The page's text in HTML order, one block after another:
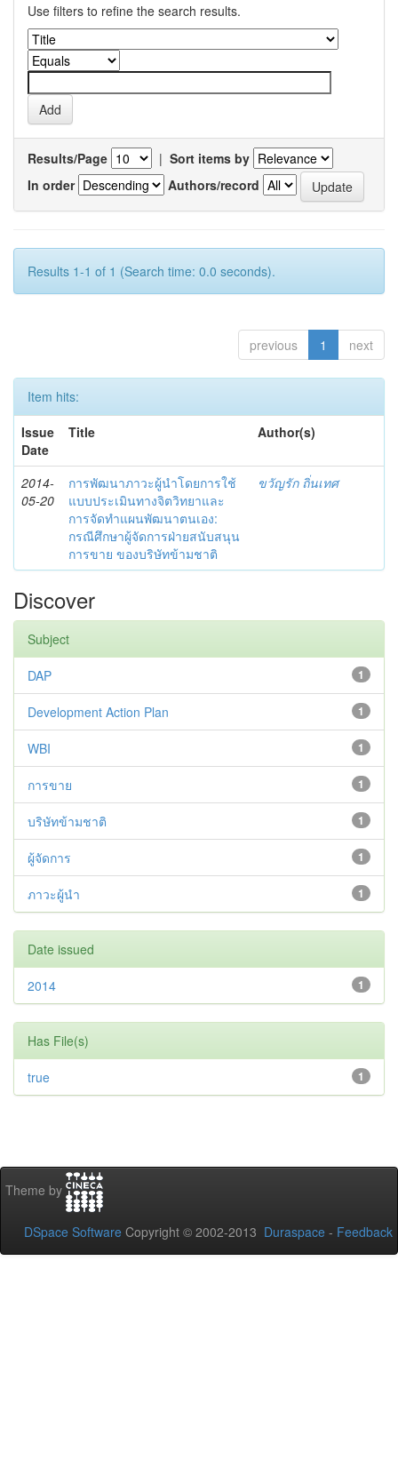
Use filters to refine the search results.
Results/Page | Sort items by
In order
Authors/record
Results 1-1 of 1 (Search time: 0.0 seconds).
previous 1 next
Item hits:
Issue
Date
Title Author(s)
2014-
05-20
การพัฒนาภาวะผู้นำโดยการใช้
แบบประเมินทางจิตวิทยาและ
การจัดทำแผนพัฒนาตนเอง:
กรณีศึกษาผู้จัดการฝ่ายสนับสนุน
การขาย ของบริษัทข้ามชาติ
ขวัญรัก ถิ่นเทศ
Discover
Subject
1
DAP
1
Development Action Plan
1
WBI
1
การขาย
1
บริษัทข้ามชาติ
1
ผู้จัดการ
1
ภาวะผู้นำ
Date issued
1
2014
Has File(s)
1
true
Theme by
DSpace Software Copyright © 2002-2013 Duraspace - Feedback